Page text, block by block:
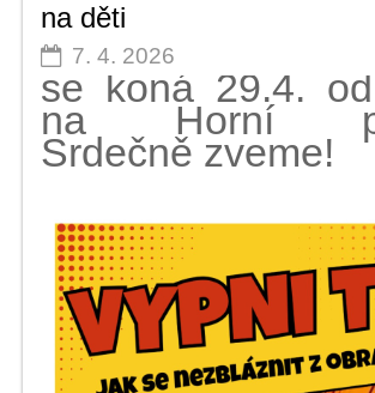
na děti
7. 4. 2026
se koná 29.4.
na Horní
Srdečně zveme!